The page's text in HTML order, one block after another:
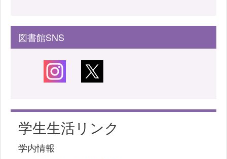
図書館SNS
学生生活リンク
学内情報